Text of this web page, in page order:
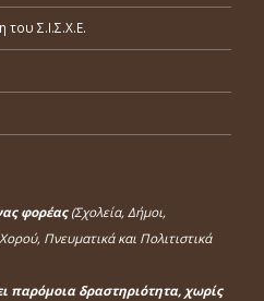
του Σ.Ι.Σ.Χ.Ε.
φορέας(Σχολεία, Δήμοι,
Πνευματικά και Πολιτιστικά
παρόμοια δραστηριότητα, χωρίς